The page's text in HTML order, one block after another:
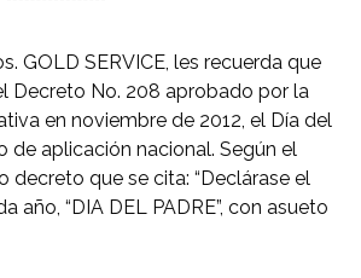
GOLD SERVICE, les recuerda que
Decreto No. 208 aprobado por la
en noviembre de 2012, el Día del
de aplicación nacional. Según el
decreto que se cita: “Declárase el
año, “DIA DEL PADRE”, con asueto